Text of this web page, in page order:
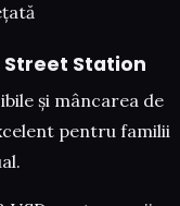
Street Station
și mâncarea de
pentru familii